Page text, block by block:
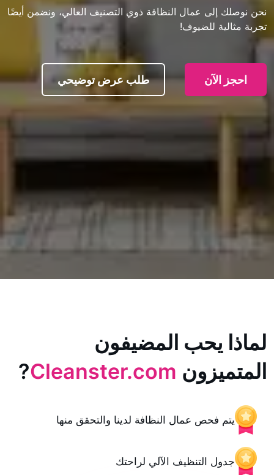
عمال النظافة ذوي التصنيف العالي، ونضمن أيضًا
للضيوف!
طلب عرض توضيحي
المضيفون
Cleanster.com
?
عمال النظافة لدينا والتحقق منها
التنظيف الآلي لراحتك